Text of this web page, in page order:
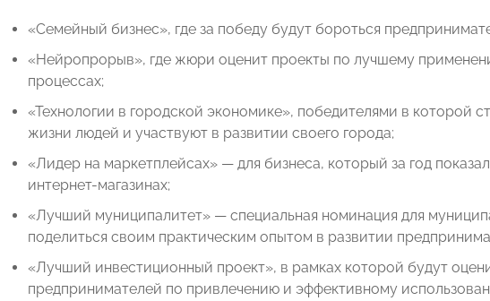
«Семейный бизнес», где за победу будут бороться
«Нейропрорыв», где жюри оценит проекты по лучшему
процессах;
«Технологии в городской экономике», победителями в которой
жизни людей и участвуют в развитии своего города;
«Лидер на маркетплейсах» — для бизнеса, который за год
интернет-магазинах;
«Лучший муниципалитет» — специальная номинация для
поделиться своим практическим опытом в развитии
«Лучший инвестиционный проект», в рамках которой будут
предпринимателей по привлечению и эффективному